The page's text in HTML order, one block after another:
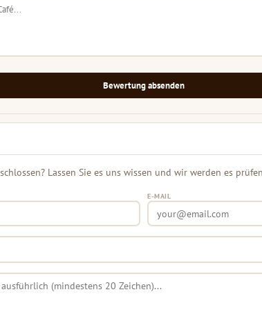
Bewertung absenden
Lassen Sie es uns wissen und wir werden es
E-MAIL